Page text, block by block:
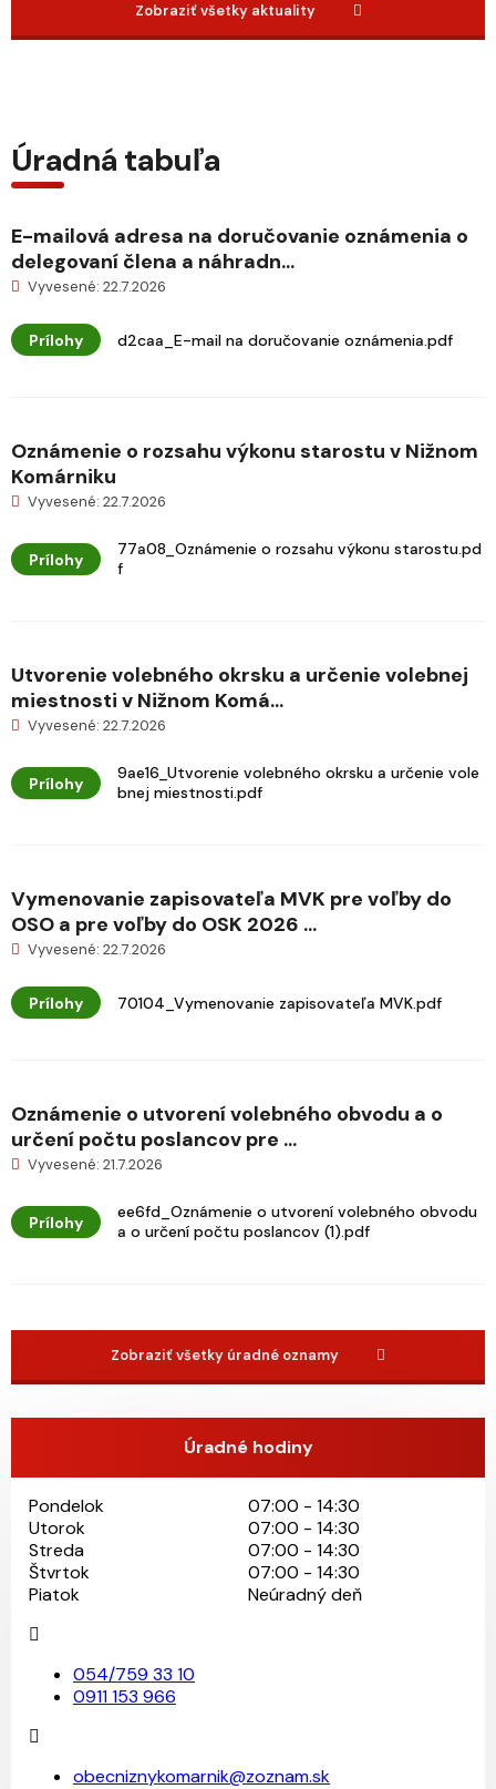
Zobraziť všetky aktuality
Úradná tabuľa
E-mailová adresa na doručovanie oznámenia o
delegovaní člena a náhradn...
Vyvesené: 22.7.2026
Prílohy d2caa_E-mail na doručovanie oznámenia.pdf
Oznámenie o rozsahu výkonu starostu v Nižnom
Komárniku
Vyvesené: 22.7.2026
Prílohy
77a08_Oznámenie o rozsahu výkonu starostu.pd
f
Utvorenie volebného okrsku a určenie volebnej
miestnosti v Nižnom Komá...
Vyvesené: 22.7.2026
Prílohy
9ae16_Utvorenie volebného okrsku a určenie vole
bnej miestnosti.pdf
Vymenovanie zapisovateľa MVK pre voľby do
OSO a pre voľby do OSK 2026 ...
Vyvesené: 22.7.2026
Prílohy 70104_Vymenovanie zapisovateľa MVK.pdf
Oznámenie o utvorení volebného obvodu a o
určení počtu poslancov pre ...
Vyvesené: 21.7.2026
Prílohy
ee6fd_Oznámenie o utvorení volebného obvodu
a o určení počtu poslancov (1).pdf
Zobraziť všetky úradné oznamy
Úradné hodiny
Pondelok
07:00 - 14:30
Utorok
07:00 - 14:30
Streda
07:00 - 14:30
Štvrtok
07:00 - 14:30
Piatok
Neúradný deň
054/759 33 10
0911 153 966
obecniznykomarnik@zoznam.sk